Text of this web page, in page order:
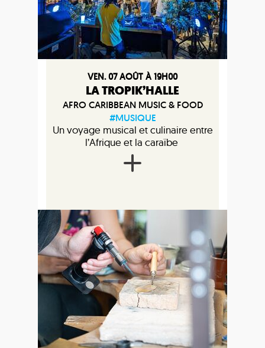
VEN. 07 AOÛT À 19H00
LA TROPIK’HALLE
AFRO CARIBBEAN MUSIC & FOOD
#MUSIQUE
Un voyage musical et culinaire entre
l’Afrique et la caraïbe